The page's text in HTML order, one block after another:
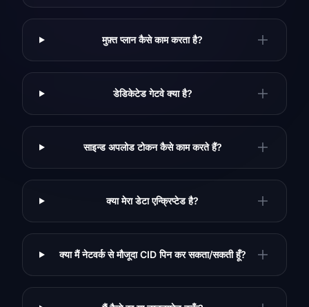
मुफ़्त प्लान कैसे काम करता है?
डेडिकेटेड गेटवे क्या है?
साइन्ड अपलोड टोकन कैसे काम करते हैं?
क्या मेरा डेटा एन्क्रिप्टेड है?
क्या मैं नेटवर्क से मौजूदा CID पिन कर सकता/सकती हूँ?